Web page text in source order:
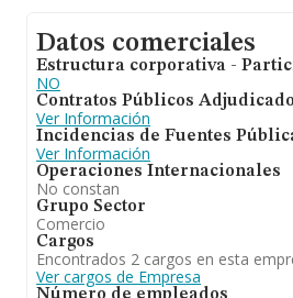
Datos comerciales
Estructura corporativa -
NO
Contratos Públicos
Ver Información
Incidencias de Fuentes
Ver Información
Operaciones Internacionales
No constan
Grupo Sector
Comercio
Cargos
Encontrados 2 cargos en esta
Ver cargos de Empresa